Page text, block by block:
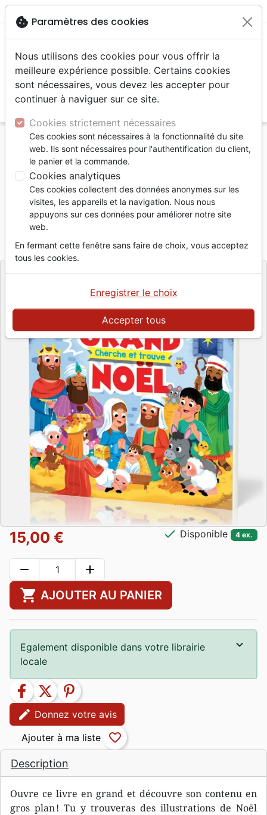
menu
Accueil Jeunesse
Livres d'activités
Mon plus grand Noël - Cherche et trouve
Mon plus grand Noël - Cherche et
trouve
Jacob Vium-Olesen
Référence
EditeurCLC
Description
Ouvre ce livre en grand et découvre son contenu en
gros plan ! Tu y trouveras des illustrations de Noël
15,00 € check Disponible 4 ex.
remove add
shopping_cart AJOUTER AU PANIER
Egalement disponible dans votre librairie
locale
facebook twitter
pinterest
edit Donnez votre avis
favorite_border
cookie Paramètres des cookies
Nous utilisons des cookies pour vous offrir la
meilleure expérience possible. Certains cookies
sont nécessaires, vous devez les accepter pour
continuer à naviguer sur ce site.
Cookies strictement nécessaires
Ces cookies sont nécessaires à la fonctionnalité du site
web. Ils sont nécessaires pour l'authentification du client,
le panier et la commande.
Cookies analytiques
Ces cookies collectent des données anonymes sur les
visites, les appareils et la navigation. Nous nous
appuyons sur ces données pour améliorer notre site
web.
En fermant cette fenêtre sans faire de choix, vous acceptez
tous les cookies.
Accepter tous
Enregistrer le choix